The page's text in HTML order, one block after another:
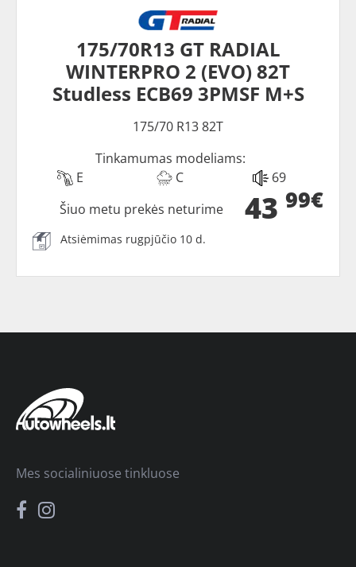
175/70R13 GT RADIAL
WINTERPRO 2 (EVO) 82T
Studless ECB69 3PMSF M+S
175/70 R13 82T
Tinkamumas modeliams:
E
C 69
43 99€
Šiuo metu prekės neturime
Atsiėmimas rugpjūčio 10 d.
Mes socialiniuose tinkluose